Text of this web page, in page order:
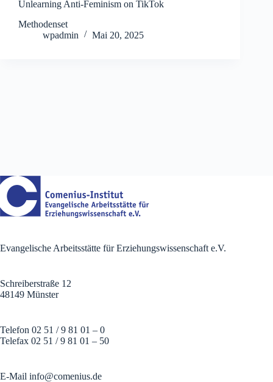
Unlearning Anti-Feminism on TikTok
Methodenset
wpadmin
Mai 20, 2025
Evangelische Arbeitsstätte für Erziehungswissenschaft e.V.
Schreiberstraße 12
48149 Münster
Telefon 02 51 / 9 81 01 – 0
Telefax 02 51 / 9 81 01 – 50
E-Mail info@comenius.de